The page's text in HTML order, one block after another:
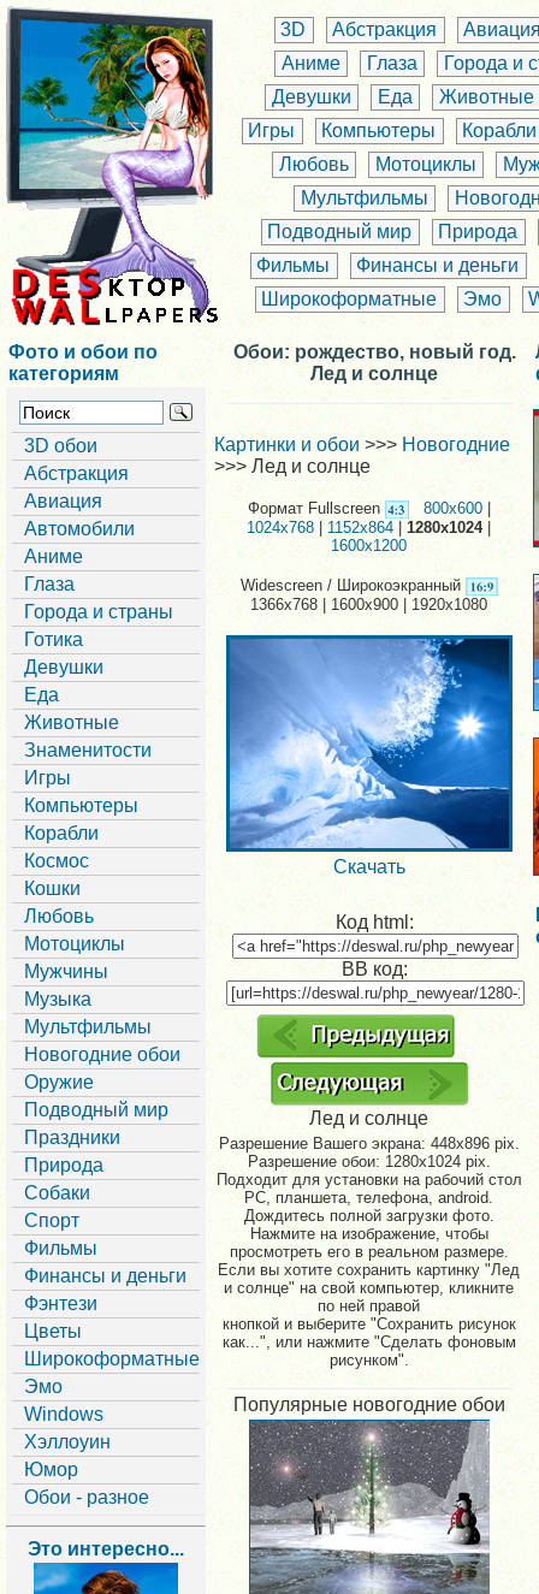
3D Абстракция
Аниме
Глаза
Города и
Девушки
Еда
Животные
Игры
Компьютеры
Корабли
Любовь
Мотоциклы
Мультфильмы
Подводный мир
Природа
Фильмы
Финансы и деньги
Широкоформатные
Эмо
Фото и обои по
категориям
3D обои
Абстракция
Авиация
Автомобили
Аниме
Глаза
Города и страны
Готика
Девушки
Еда
Животные
Знаменитости
Игры
Компьютеры
Корабли
Космос
Кошки
Любовь
Мотоциклы
Мужчины
Музыка
Мультфильмы
Новогодние обои
Оружие
Подводный мир
Праздники
Природа
Собаки
Спорт
Фильмы
Финансы и деньги
Фэнтези
Цветы
Широкоформатные
Эмо
Windows
Хэллоуин
Юмор
Обои - разное
Это интересно...
Обои: рождество, новый год.
Лед и солнце
Картинки и обои >>> Новогодние
>>> Лед и солнце
Формат Fullscreen 800x600
1024x768
1152x864|1280x1024|
1600x1200
Widescreen / Широкоэкранный
1366x768 | 1600x900 | 1920x1080
Скачать
Код html:
BB код:
Лед и солнце
Разрешение Вашего экрана: 448x896 pix.
Разрешение обои: 1280x1024 pix.
Подходит для установки на рабочий стол
PC, планшета, телефона, android.
Дождитесь полной загрузки фото.
Нажмите на изображение, чтобы
просмотреть его в реальном размере.
Если вы хотите сохранить картинку "Лед
и солнце" на свой компьютер, кликните
по ней правой
кнопкой и выберите "Сохранить рисунок
как...", или нажмите "Сделать фоновым
рисунком".
Популярные новогодние обои